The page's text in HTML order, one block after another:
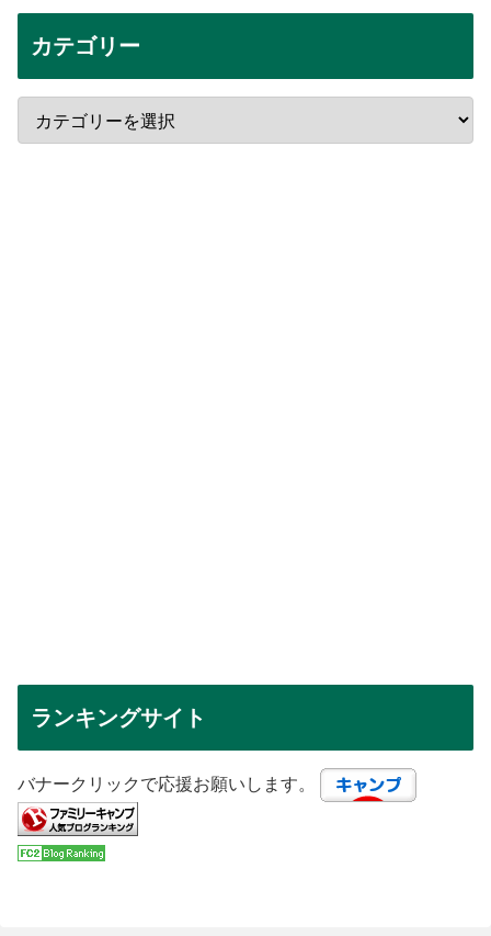
カテゴリー
ランキングサイト
バナークリックで応援お願いします。